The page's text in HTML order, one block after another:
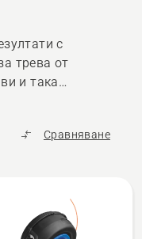
с
трева от
и така
Сравняване